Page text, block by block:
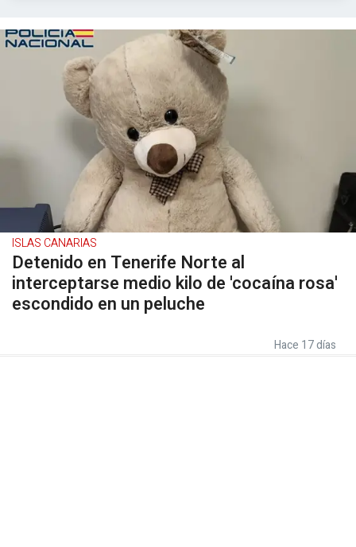
ISLAS CANARIAS
Detenido en Tenerife Norte al
interceptarse medio kilo de 'cocaína rosa'
escondido en un peluche
Hace 17 días